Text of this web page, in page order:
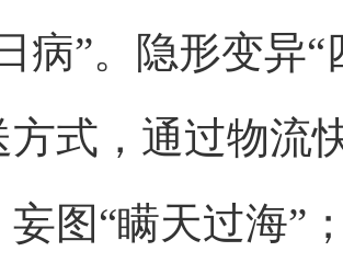
病”。隐形变异
方式，通过物流
图“瞒天过海”